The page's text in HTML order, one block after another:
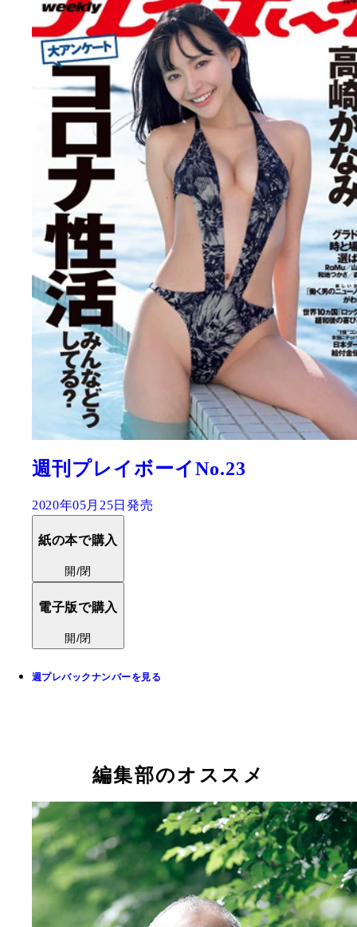
週刊プレイボーイNo.23
2020年05月25日発売
紙の本で購入
開/閉
電子版で購入
開/閉
週プレバックナンバーを見る
編集部のオススメ